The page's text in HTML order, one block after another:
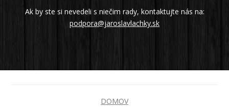
Ak by ste si nevedeli s niečim rady, kontaktujte nás na:
podpora@jaroslavlachky.sk
DOMOV